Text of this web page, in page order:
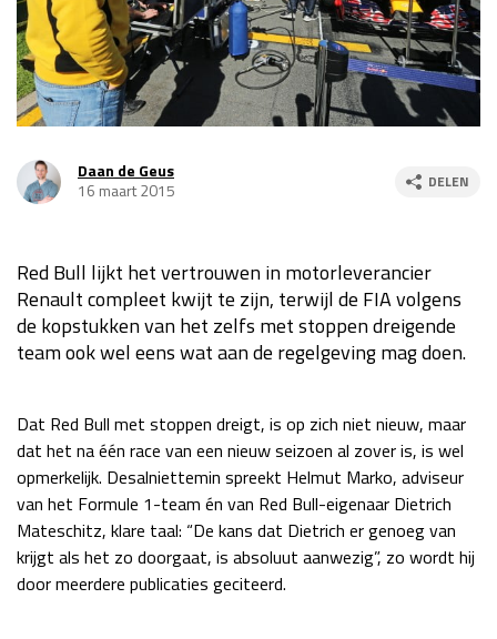
Race
za 13:00 - 15:00
GP VERENIGDE STATEN 2026 23 - 25 okt
Kwalificatie
za 22:00 - 23:00
Race
zo 21:00 - 23:00
GP SÃO PAULO 2026 06 - 08 nov
Kwalificatie
za 19:00 - 20:00
Race
zo 18:00 - 20:00
LAS VEGAS GRAND PRIX 2026 20 - 22 nov
Kwalificatie
za 05:00 - 06:00
GP ABU DHABI 2026 04 - 06 dec
Daan de Geus
16 maart 2015
DELEN
Red Bull lijkt het vertrouwen in motorleverancier
Renault compleet kwijt te zijn, terwijl de FIA volgens
de kopstukken van het zelfs met stoppen dreigende
team ook wel eens wat aan de regelgeving mag doen.
Dat Red Bull met stoppen dreigt, is op zich niet nieuw, maar
dat het na één race van een nieuw seizoen al zover is, is wel
opmerkelijk. Desalniettemin spreekt Helmut Marko, adviseur
van het Formule 1-team én van Red Bull-eigenaar Dietrich
Mateschitz, klare taal: “De kans dat Dietrich er genoeg van
krijgt als het zo doorgaat, is absoluut aanwezig”, zo wordt hij
door meerdere publicaties geciteerd.